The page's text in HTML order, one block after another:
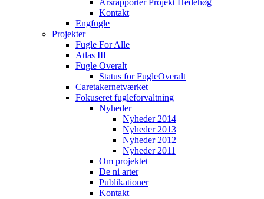
Årsrapporter Projekt Hedehøg
Kontakt
Engfugle
Projekter
Fugle For Alle
Atlas III
Fugle Overalt
Status for FugleOveralt
Caretakernetværket
Fokuseret fugleforvaltning
Nyheder
Nyheder 2014
Nyheder 2013
Nyheder 2012
Nyheder 2011
Om projektet
De ni arter
Publikationer
Kontakt